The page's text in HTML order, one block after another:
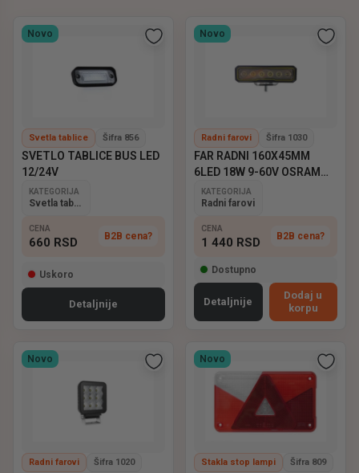
Novo
Svetla tablice Šifra 856
SVETLO TABLICE BUS LED
12/24V
KATEGORIJA
CENA
660 RSD B2B cena?
Uskoro
Detaljnije
Novo
Radni farovi Šifra 1030
FAR RADNI 160X45MM
6LED 18W 9-60V OSRAM
EMARK
KATEGORIJA
Radni farovi
CENA
1 440 RSD B2B cena?
Dostupno
Detaljnije
Dodaj u
korpu
Novo
Radni farovi Šifra 1020
Novo
Stakla stop lampi Šifra 809